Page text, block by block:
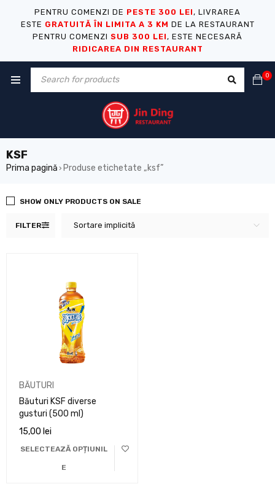
PENTRU COMENZI DE PESTE 300 LEI, LIVRAREA
ESTE GRATUITĂ ÎN LIMITA A 3 KM DE LA RESTAURANT
PENTRU COMENZI SUB 300 LEI, ESTE NECESARĂ
RIDICAREA DIN RESTAURANT
0
KSF
Prima pagină › Produse etichetate „ksf”
FILTER Sortare implicită
SHOW ONLY PRODUCTS ON SALE
BĂUTURI
Băuturi KSF diverse
gusturi (500 ml)
15,00 lei
SELECTEAZĂ OPȚIUNIL
E